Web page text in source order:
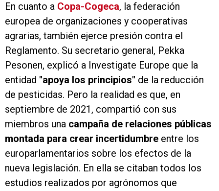
En cuanto a Copa-Cogeca, la federación
europea de organizaciones y cooperativas
agrarias, también ejerce presión contra el
Reglamento. Su secretario general, Pekka
Pesonen, explicó a Investigate Europe que la
entidad "apoya los principios" de la reducción
de pesticidas. Pero la realidad es que, en
septiembre de 2021, compartió con sus
miembros una campaña de relaciones públicas
montada para crear incertidumbre entre los
europarlamentarios sobre los efectos de la
nueva legislación. En ella se citaban todos los
estudios realizados por agrónomos que